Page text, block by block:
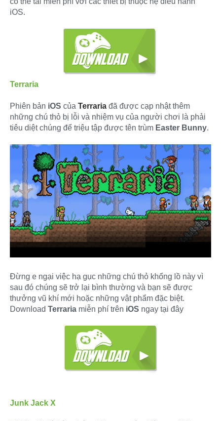
iOS.
Terraria
Phiên bản iOS của Terraria đã được cạp nhật thêm
những chú thỏ bị lỗi và nhiệm vụ của người chơi là phải
tiêu diệt chúng để triệu tập được tên trùm Easter Bunny.​
Đừng e ngại việc hạ gục những chú thỏ khổng lồ này vì
sau đó chúng sẽ trở lại bình thường và bạn sẽ được
thưởng vũ khí mới hoặc những vật phẩm đặc biệt.
Download Terraria miễn phí trên iOS ngay tại đây
Junk Jack X